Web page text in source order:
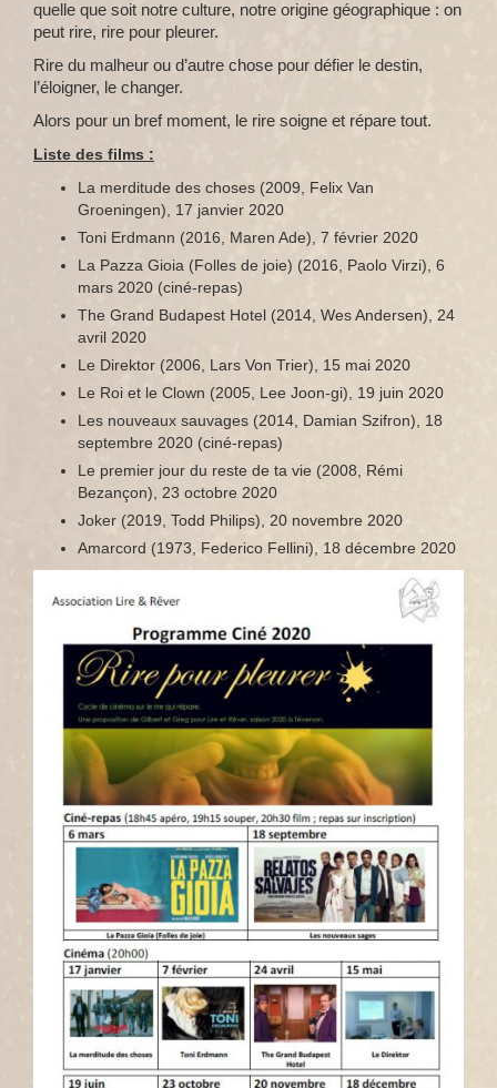
quelle que soit notre culture, notre origine géographique : on
peut rire, rire pour pleurer.
Rire du malheur ou d’autre chose pour défier le destin,
l’éloigner, le changer.
Alors pour un bref moment, le rire soigne et répare tout.
Liste des films :
La merditude des choses (2009, Felix Van
Groeningen), 17 janvier 2020
Toni Erdmann (2016, Maren Ade), 7 février 2020
La Pazza Gioia (Folles de joie) (2016, Paolo Virzi), 6
mars 2020 (ciné-repas)
The Grand Budapest Hotel (2014, Wes Andersen), 24
avril 2020
Le Direktor (2006, Lars Von Trier), 15 mai 2020
Le Roi et le Clown (2005, Lee Joon-gi), 19 juin 2020
Les nouveaux sauvages (2014, Damian Szifron), 18
septembre 2020 (ciné-repas)
Le premier jour du reste de ta vie (2008, Rémi
Bezançon), 23 octobre 2020
Joker (2019, Todd Philips), 20 novembre 2020
Amarcord (1973, Federico Fellini), 18 décembre 2020